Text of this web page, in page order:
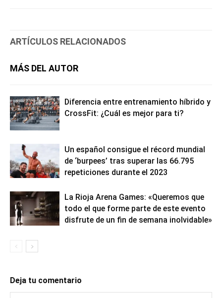
ARTÍCULOS RELACIONADOS
MÁS DEL AUTOR
Diferencia entre entrenamiento híbrido y
CrossFit: ¿Cuál es mejor para ti?
Un español consigue el récord mundial
de ‘burpees’ tras superar las 66.795
repeticiones durante el 2023
La Rioja Arena Games: «Queremos que
todo el que forme parte de este evento
disfrute de un fin de semana inolvidable»
Deja tu comentario